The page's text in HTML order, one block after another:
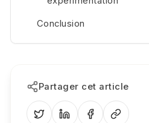
Conclusion
Partager cet article